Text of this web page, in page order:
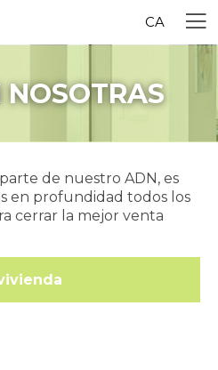
CA
de nuestro ADN, es
en profundidad todos los
cerrar la mejor venta